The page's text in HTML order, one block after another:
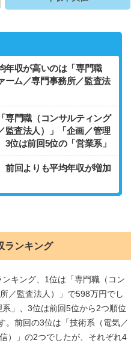
年収が高いのは「専門職
ーム／専門事務所／監査法
専門職（コンサルティング
監査法人）」「企画／管理
位は前回5位の「営業系」
前回よりも平均年収が増加
ランキング
キング、1位は「専門職（コン
／監査法人）」で598万円でし
」、3位は前回5位から2つ順位
。前回の3位は「技術系（電気／
）」の2つでしたが、それぞれ4